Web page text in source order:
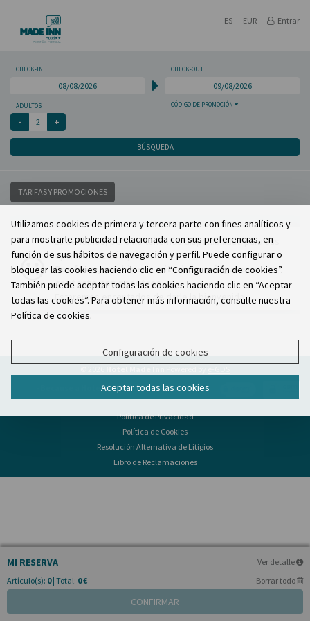
ES EUR Entrar
CHECK-IN CHECK-OUT
CÓDIGO DE PROMOCIÓN
ADULTOS
BÚSQUEDA
TARIFAS Y PROMOCIONES
Lo sentimos, pero no tenemos disponibilidad para sus
opciones de búsqueda.
Por favor, cambie sus criterios o póngase en
contacto con nosotros.
Estaremos encantados de darle la bienvenida.
MI RESERVA
Ver detalle
Artículo(s): 0 | Total: 0 € Borrar todo
CONFIRMAR
- Because a Hotel Sells More Than Rooms
Política de Privacidad
Política de Cookies
Resolución Alternativa de Litigios
Libro de Reclamaciones
Utilizamos cookies de primera y tercera parte con fines analíticos y
para mostrarle publicidad relacionada con sus preferencias, en
función de sus hábitos de navegación y perfil. Puede configurar o
bloquear las cookies haciendo clic en “Configuración de cookies”.
También puede aceptar todas las cookies haciendo clic en “Aceptar
todas las cookies”. Para obtener más información, consulte nuestra
Política de cookies.
Configuración de cookies
Aceptar todas las cookies